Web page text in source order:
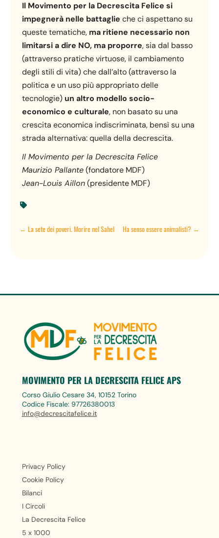
Il Movimento per la Decrescita Felice si
impegnerà nelle battaglie che ci aspettano su
queste tematiche, ma ritiene necessario non
limitarsi a dire NO, ma proporre, sia dal basso
(attraverso pratiche virtuose, il cambiamento
degli stili di vita) che dall’alto (attraverso la
politica e un uso più appropriato delle
tecnologie) un altro modello socio-
economico e culturale, non basato su una
crescita economica indiscriminata, bensì su una
strada alternativa: quella della decrescita.
Il Movimento per la Decrescita Felice
Maurizio Pallante(fondatore MDF)
Jean-Louis Aillon(presidente MDF)

←La sete dei poveri. Morire nel Sahel Ha senso essere animalisti?→
MOVIMENTO PER LA DECRESCITA FELICE APS
Corso Giulio Cesare 34, 10152 Torino
Codice Fiscale: 97726380013
info@decrescitafelice.it
Privacy Policy
Cookie Policy
Bilanci
I Circoli
La Decrescita Felice
5 x 1000